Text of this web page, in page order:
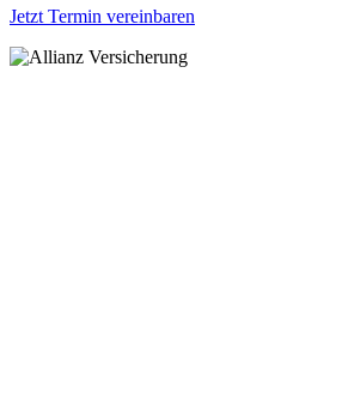
Jetzt Termin vereinbaren